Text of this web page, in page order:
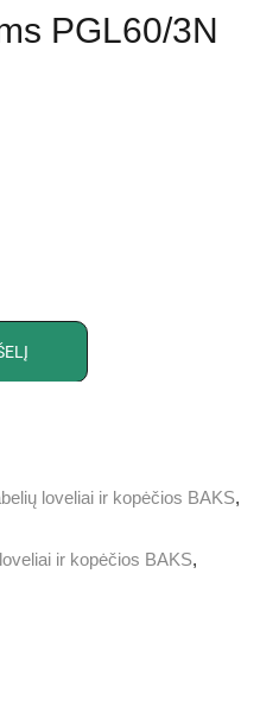
PGL60/3N
loveliai ir kopėčios BAKS,
ir kopėčios BAKS,